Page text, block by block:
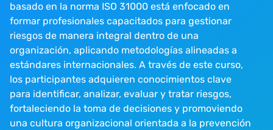
basado en la norma ISO 31000 está enfocado en
formar profesionales capacitados para gestionar
riesgos de manera integral dentro de una
organización, aplicando metodologías alineadas a
estándares internacionales. A través de este curso,
los participantes adquieren conocimientos clave
para identificar, analizar, evaluar y tratar riesgos,
fortaleciendo la toma de decisiones y promoviendo
una cultura organizacional orientada a la prevención